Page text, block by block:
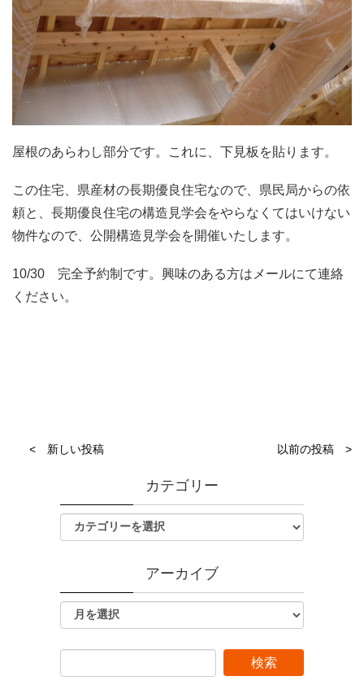
屋根のあらわし部分です。これに、下見板を貼ります。
この住宅、県産材の長期優良住宅なので、県民局からの依
頼と、長期優良住宅の構造見学会をやらなくてはいけない
物件なので、公開構造見学会を開催いたします。
10/30 完全予約制です。興味のある方はメールにて連絡
ください。
< 新しい投稿 以前の投稿 >
カテゴリー
アーカイブ